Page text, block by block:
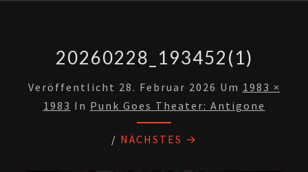
20260228_193452(1)
Veröffentlicht 28. Februar 2026 Um 1983 ×
1983 In Punk Goes Theater: Antigone
/ NÄCHSTES →